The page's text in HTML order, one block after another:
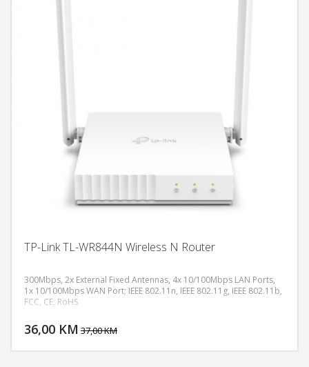
TP-Link TL-WR844N Wireless N Router
300Mbps, 2x External Fixed Antennas, 4x 10/100Mbps LAN Ports,
1x 10/100Mbps WAN Port; IEEE 802.11n, IEEE 802.11g, IEEE 802.11b,
FCC, CE, RoHS
36,00 KM 37,00 KM